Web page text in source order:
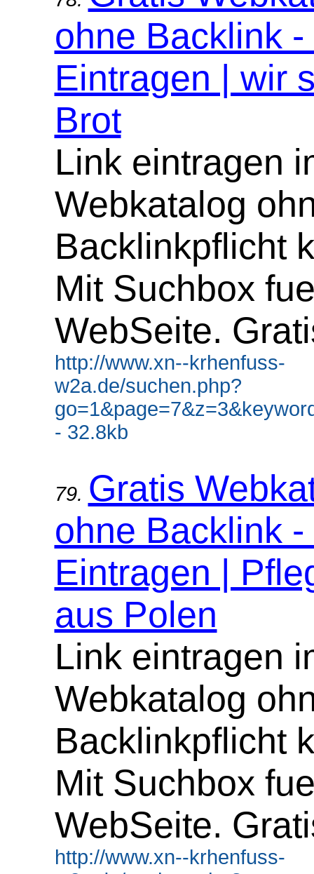
ohne Backlink
Eintragen | wir
Brot
Link eintragen
Webkatalog
Backlinkpflicht
Mit Suchbox
WebSeite.
http://www.xn--krhenfuss-
w2a.de/suchen.php?
- 32.8kb
79. Gratis
ohne Backlink
Eintragen |
aus Polen
Link eintragen
Webkatalog
Backlinkpflicht
Mit Suchbox
WebSeite.
http://www.xn--krhenfuss-